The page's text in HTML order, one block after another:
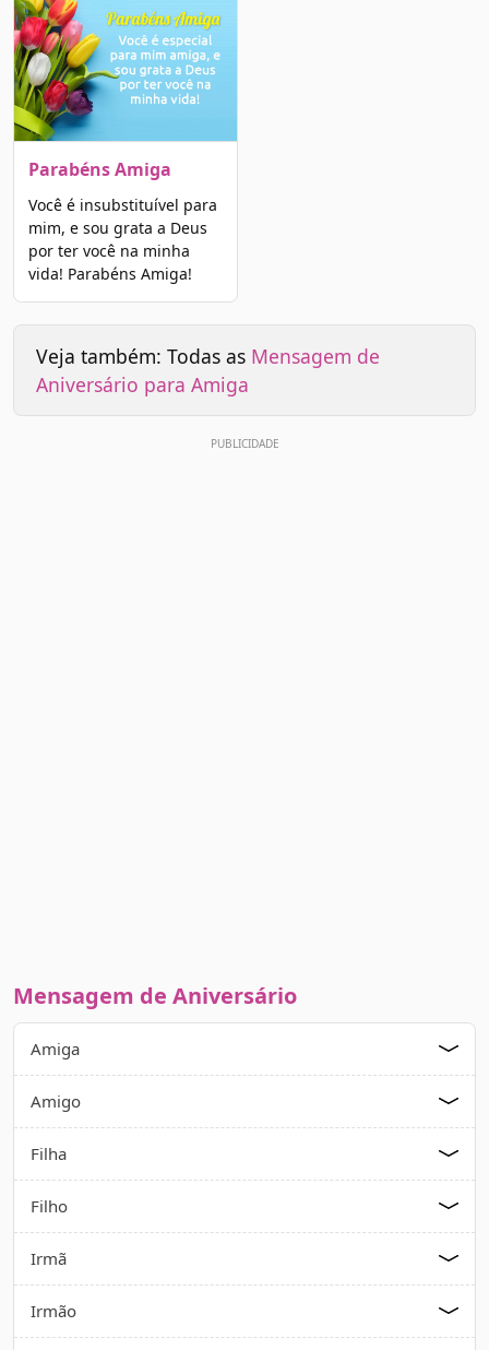
Parabéns Amiga
Você é insubstituível para
mim, e sou grata a Deus
por ter você na minha
vida! Parabéns Amiga!
Veja também: Todas as Mensagem de
Aniversário para Amiga
Mensagem de Aniversário
Amiga
Amigo
Filha
Filho
Irmã
Irmão